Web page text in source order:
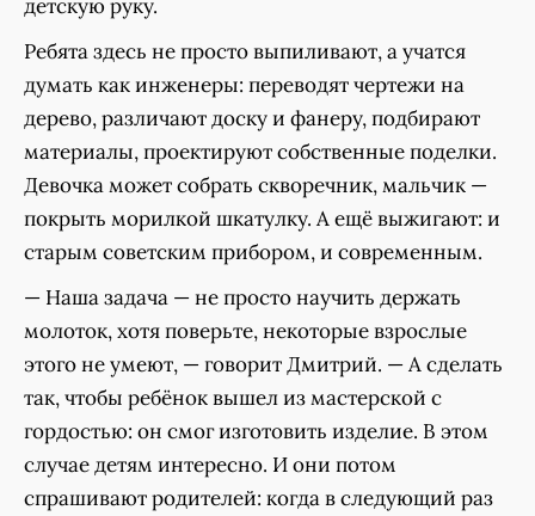
детскую руку.
Ребята здесь не просто выпиливают, а учатся
думать как инженеры: переводят чертежи на
дерево, различают доску и фанеру, подбирают
материалы, проектируют собственные поделки.
Девочка может собрать скворечник, мальчик —
покрыть морилкой шкатулку. А ещё выжигают: и
старым советским прибором, и современным.
— Наша задача — не просто научить держать
молоток, хотя поверьте, некоторые взрослые
этого не умеют, — говорит Дмитрий. — А сделать
так, чтобы ребёнок вышел из мастерской с
гордостью: он смог изготовить изделие. В этом
случае детям интересно. И они потом
спрашивают родителей: когда в следующий раз